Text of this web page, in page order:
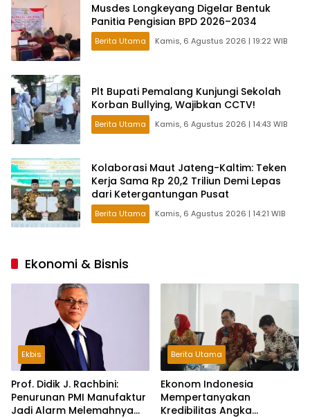
Musdes Longkeyang Digelar Bentuk
Panitia Pengisian BPD 2026–2034
Berita Utama Kamis, 6 Agustus 2026 | 19:22 WIB
Plt Bupati Pemalang Kunjungi Sekolah
Korban Bullying, Wajibkan CCTV!
Berita Utama Kamis, 6 Agustus 2026 | 14:43 WIB
Kolaborasi Maut Jateng-Kaltim: Teken
Kerja Sama Rp 20,2 Triliun Demi Lepas
dari Ketergantungan Pusat
Berita Utama Kamis, 6 Agustus 2026 | 14:21 WIB
Ekonomi & Bisnis
Ekbis
Prof. Didik J. Rachbini:
Penurunan PMI Manufaktur
Jadi Alarm Melemahnya
Berita Utama
Ekonom Indonesia
Mempertanyakan
Kredibilitas Angka